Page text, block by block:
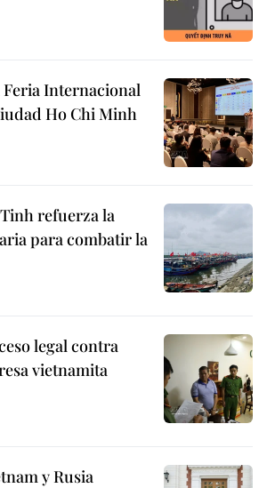
Internacional
Ho Chi Minh
refuerza la
para combatir la
legal contra
vietnamita
y Rusia